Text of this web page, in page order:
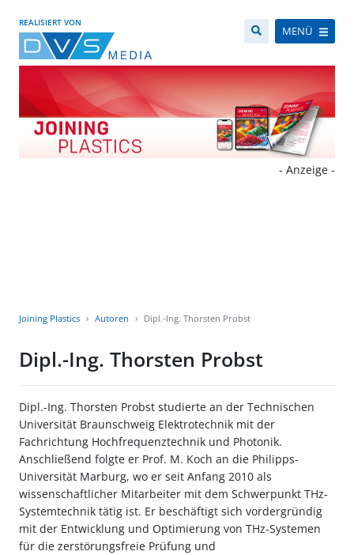
REALISIERT VON
MENÜ
- Anzeige -
Joining Plastics Autoren Dipl.-Ing. Thorsten Probst
Dipl.-Ing. Thorsten Probst
Dipl.-Ing. Thorsten Probst studierte an der Technischen
Universität Braunschweig Elektrotechnik mit der
Fachrichtung Hochfrequenztechnik und Photonik.
Anschließend folgte er Prof. M. Koch an die Philipps-
Universität Marburg, wo er seit Anfang 2010 als
wissenschaftlicher Mitarbeiter mit dem Schwerpunkt THz-
Systemtechnik tätig ist. Er beschäftigt sich vordergründig
mit der Entwicklung und Optimierung von THz-Systemen
für die zerstörungsfreie Prüfung und